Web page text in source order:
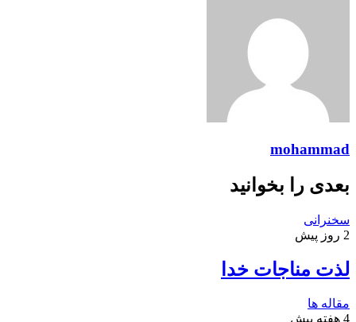
mohammad
بعدی را بخوانید
سخنرانی
2 روز پیش
لذت مناجات خدا
مقاله ها
4 هفته پیش